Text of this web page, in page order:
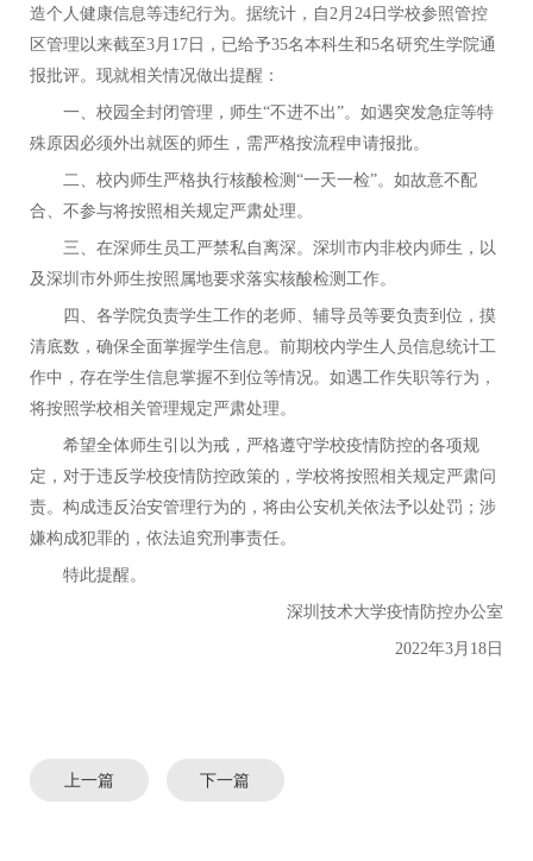
造个人健康信息等违纪行为。据统计，自2月24日学校参照管控
区管理以来截至3月17日，已给予35名本科生和5名研究生学院通
报批评。现就相关情况做出提醒：
一、校园全封闭管理，师生“不进不出”。 如遇突发急症等特
殊原因必须外出就医的师生，需严格按流程申请报批。
二、校内师生严格执行核酸检测 “一天一检”。 如故意不配
合、不参与将按照相关规定严肃处理。
三、在深师生员工严禁私自离深。 深圳市内非校内师生，以
及深圳市外师生按照属地要求落实核酸检测工作。
四、各学院负责学生工作的老师、辅导员等要负责到位，摸
清底数，确保全面掌握学生信息。 前期校内学生人员信息统计工
作中，存在学生信息掌握不到位等情况。如遇工作失职等行为，
将按照学校相关管理规定严肃处理。
希望全体师生引以为戒，严格遵守学校疫情防控的各项规
定，对于违反学校疫情防控政策的，学校将按照相关规定严肃问
责。构成违反治安管理行为的，将由公安机关依法予以处罚；涉
嫌构成犯罪的，依法追究刑事责任。
特此提醒。
深圳技术大学疫情防控办公室
2022年3月18日
上一篇 下一篇